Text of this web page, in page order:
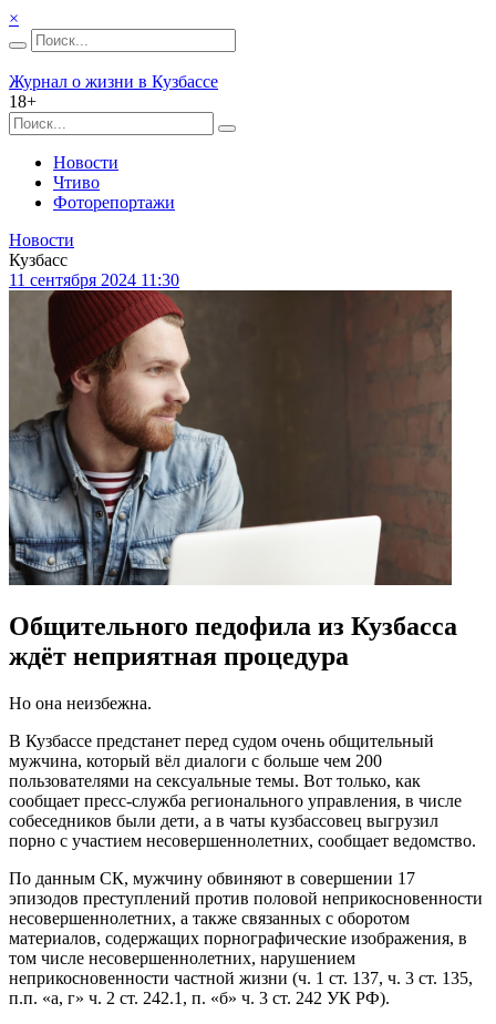
×
Журнал о жизни в Кузбассе
18+
Новости
Чтиво
Фоторепортажи
Новости
Кузбасс
11 сентября 2024 11:30
Общительного педофила из Кузбасса
ждёт неприятная процедура
Но она неизбежна.
В Кузбассе предстанет перед судом очень общительный
мужчина, который вёл диалоги с больше чем 200
пользователями на сексуальные темы. Вот только, как
сообщает пресс-служба регионального управления, в числе
собеседников были дети, а в чаты кузбассовец выгрузил
порно с участием несовершеннолетних, сообщает ведомство.
По данным СК, мужчину обвиняют в совершении 17
эпизодов преступлений против половой неприкосновенности
несовершеннолетних, а также связанных с оборотом
материалов, содержащих порнографические изображения, в
том числе несовершеннолетних, нарушением
неприкосновенности частной жизни (ч. 1 ст. 137, ч. 3 ст. 135,
п.п. «а, г» ч. 2 ст. 242.1, п. «б» ч. 3 ст. 242 УК РФ).